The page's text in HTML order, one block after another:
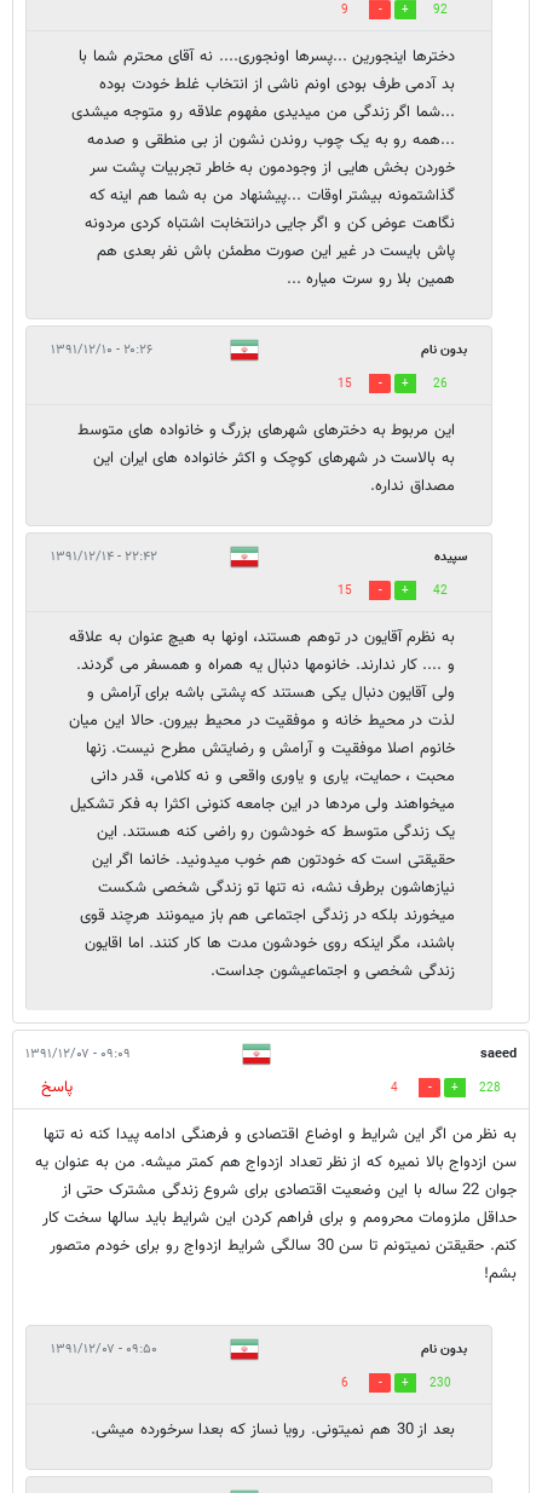
92
9
دخترها اینجورین ...پسرها اونجوری.... نه آقای محترم شما با
بد آدمی طرف بودی اونم ناشی از انتخاب غلط خودت بوده
...شما اگر زندگی من میدیدی مفهوم علاقه رو متوجه میشدی
...همه رو به یک چوب روندن نشون از بی منطقی و صدمه
خوردن بخش هایی از وجودمون به خاطر تجربیات پشت سر
گذاشتمونه بیشتر اوقات ...پیشنهاد من به شما هم اینه که
نگاهت عوض کن و اگر جایی درانتخابت اشتباه کردی مردونه
پاش بایست در غیر این صورت مطمئن باش نفر بعدی هم
همین بلا رو سرت میاره ...
بدون نام ۲۰:۲۶ - ۱۳۹۱/۱۲/۱۰
26
15
این مربوط به دخترهای شهرهای بزرگ و خانواده های متوسط
به بالاست در شهرهای کوچک و اکثر خانواده های ایران این
مصداق نداره.
سپیده ۲۲:۴۲ - ۱۳۹۱/۱۲/۱۴
42
15
به نظرم آقایون در توهم هستند، اونها به هیچ عنوان به علاقه
و .... کار ندارند. خانومها دنبال یه همراه و همسفر می گردند.
ولی آقایون دنبال یکی هستند که پشتی باشه برای آرامش و
لذت در محیط خانه و موفقیت در محیط بیرون. حالا این میان
خانوم اصلا موفقیت و آرامش و رضایتش مطرح نیست. زنها
محبت ، حمایت، یاری و یاوری واقعی و نه کلامی، قدر دانی
میخواهند ولی مردها در این جامعه کنونی اکثرا به فکر تشکیل
یک زندگی متوسط که خودشون رو راضی کنه هستند. این
حقیقتی است که خودتون هم خوب میدونید. خانما اگر این
نیازهاشون برطرف نشه، نه تنها تو زندگی شخصی شکست
میخورند بلکه در زندگی اجتماعی هم باز میمونند هرچند قوی
باشند، مگر اینکه روی خودشون مدت ها کار کنند. اما اقایون
زندگی شخصی و اجتماعیشون جداست.
saeed ۰۹:۰۹ - ۱۳۹۱/۱۲/۰۷
228
4
پاسخ
به نظر من اگر این شرایط و اوضاع اقتصادی و فرهنگی ادامه پیدا کنه نه تنها
سن ازدواج بالا نمیره که از نظر تعداد ازدواج هم کمتر میشه. من به عنوان یه
جوان 22 ساله با این وضعیت اقتصادی برای شروع زندگی مشترک حتی از
حداقل ملزومات محرومم و برای فراهم کردن این شرایط باید سالها سخت کار
کنم. حقیقتن نمیتونم تا سن 30 سالگی شرایط ازدواج رو برای خودم متصور
بشم!
بدون نام ۰۹:۵۰ - ۱۳۹۱/۱۲/۰۷
230
6
بعد از 30 هم نمیتونی. رویا نساز که بعدا سرخورده میشی.